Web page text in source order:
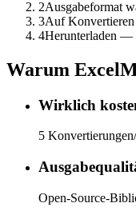
2Ausgabeformat
3Auf
4Herunterladen —
Warum
Wirklich
5
Open-Source-